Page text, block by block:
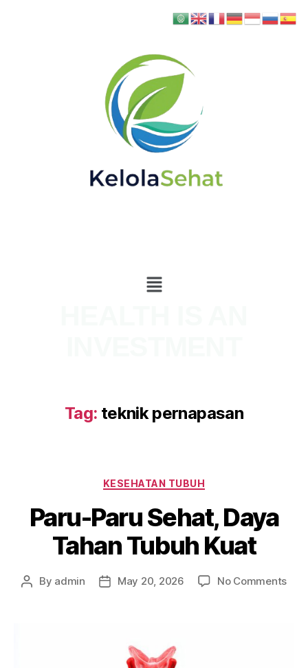
Tag: teknik pernapasan
KESEHATAN TUBUH
Paru-Paru Sehat, Daya
Tahan Tubuh Kuat
By admin May 20, 2026 No Comments